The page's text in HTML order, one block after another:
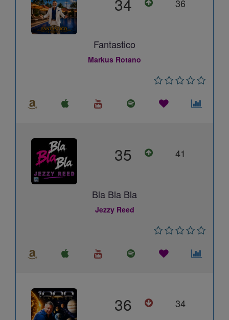
36
Fantastico
Markus Rotano
35 41
Bla Bla Bla
Jezzy Reed
36 34